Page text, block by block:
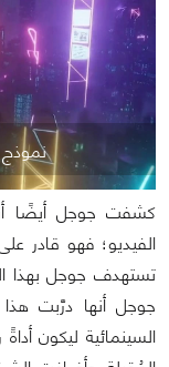
نموذج Veo من جوجل لتوليد الفيديو
كشفت جوجل أيضًا
الفيديو؛ فهو قادر
تستهدف جوجل بهذا
جوجل أنها درَّبت
السينمائية ليكون